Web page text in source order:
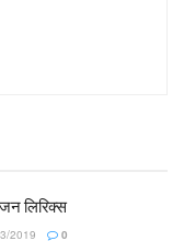
लिरिक्स
2019 0